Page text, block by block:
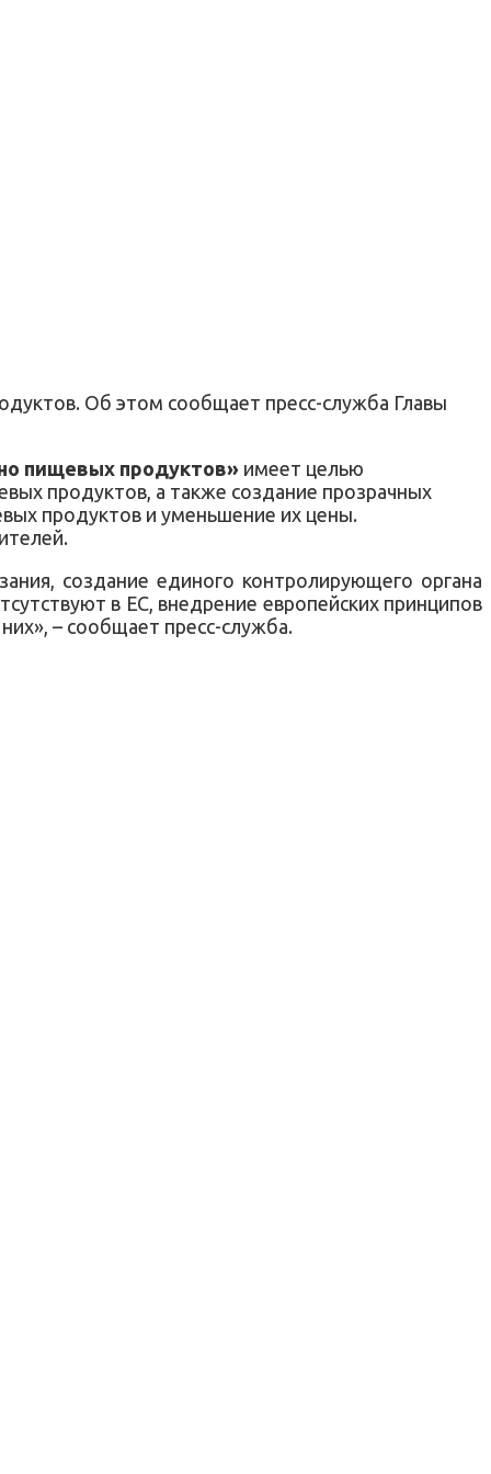
Об этом сообщает пресс-служба Главы
пищевых продуктов» имеет целью
продуктов, а также создание прозрачных
продуктов и уменьшение их цены.
создание единого контролирующего органа
в ЕС, внедрение европейских принципов
– сообщает пресс-служба.